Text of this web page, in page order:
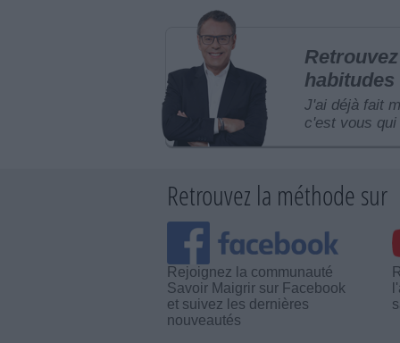
J'ai déjà fait
c'est vous
Retrouvez la méthode sur
Rejoignez la communauté
Savoir Maigrir sur Facebook
et suivez les dernières
nouveautés